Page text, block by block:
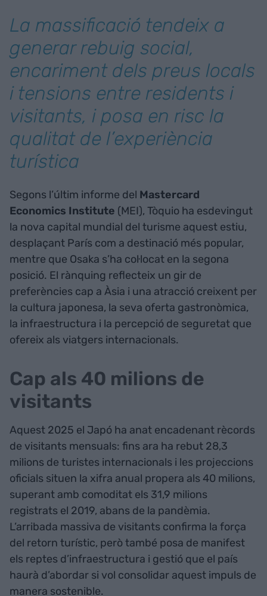
La massificació tendeix a
generar rebuig social,
encariment dels preus locals
i tensions entre residents i
visitants, i posa en risc la
qualitat de l’experiència
turística
Segons l’últim informe del Mastercard
Economics Institute (MEI), Tòquio ha esdevingut
la nova capital mundial del turisme aquest estiu,
desplaçant París com a destinació més popular,
mentre que Osaka s’ha col·locat en la segona
posició. El rànquing reflecteix un gir de
preferències cap a Àsia i una atracció creixent per
la cultura japonesa, la seva oferta gastronòmica,
la infraestructura i la percepció de seguretat que
ofereix als viatgers internacionals.
Cap als 40 milions de
visitants
Aquest 2025 el Japó ha anat encadenant rècords
de visitants mensuals: fins ara ha rebut 28,3
milions de turistes internacionals i les projeccions
oficials situen la xifra anual propera als 40 milions,
superant amb comoditat els 31,9 milions
registrats el 2019, abans de la pandèmia.
L’arribada massiva de visitants confirma la força
del retorn turístic, però també posa de manifest
els reptes d’infraestructura i gestió que el país
haurà d’abordar si vol consolidar aquest impuls de
manera sostenible.